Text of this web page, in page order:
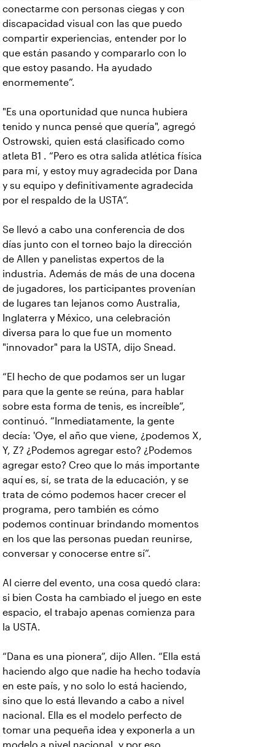
conectarme con personas ciegas y con
discapacidad visual con las que puedo
compartir experiencias, entender por lo
que están pasando y compararlo con lo
que estoy pasando. Ha ayudado
enormemente”.
"Es una oportunidad que nunca hubiera
tenido y nunca pensé que quería", agregó
Ostrowski, quien está clasificado como
atleta B1 . “Pero es otra salida atlética física
para mí, y estoy muy agradecida por Dana
y su equipo y definitivamente agradecida
por el respaldo de la USTA”.
Se llevó a cabo una conferencia de dos
días junto con el torneo bajo la dirección
de Allen y panelistas expertos de la
industria. Además de más de una docena
de jugadores, los participantes provenían
de lugares tan lejanos como Australia,
Inglaterra y México, una celebración
diversa para lo que fue un momento
"innovador" para la USTA, dijo Snead.
“El hecho de que podamos ser un lugar
para que la gente se reúna, para hablar
sobre esta forma de tenis, es increíble”,
continuó. “Inmediatamente, la gente
decía: 'Oye, el año que viene, ¿podemos X,
Y, Z? ¿Podemos agregar esto? ¿Podemos
agregar esto? Creo que lo más importante
aquí es, sí, se trata de la educación, y se
trata de cómo podemos hacer crecer el
programa, pero también es cómo
podemos continuar brindando momentos
en los que las personas puedan reunirse,
conversar y conocerse entre sí”.
Al cierre del evento, una cosa quedó clara:
si bien Costa ha cambiado el juego en este
espacio, el trabajo apenas comienza para
la USTA.
“Dana es una pionera”, dijo Allen. “Ella está
haciendo algo que nadie ha hecho todavía
en este país, y no solo lo está haciendo,
sino que lo está llevando a cabo a nivel
nacional. Ella es el modelo perfecto de
tomar una pequeña idea y exponerla a un
modelo a nivel nacional, y por eso,